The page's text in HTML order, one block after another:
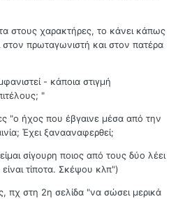
στους χαρακτήρες, το κάνει κάπως
πρωταγωνιστή και στον πατέρα
- κάποια στιγμή
"
"ο ήχος που έβγαινε μέσα από την
Έχει ξανααναφερθεί;
σίγουρη ποιος από τους δύο λέει
τίποτα. Σκέψου κλπ")
πχ στη 2η σελίδα "να σώσει μερικά